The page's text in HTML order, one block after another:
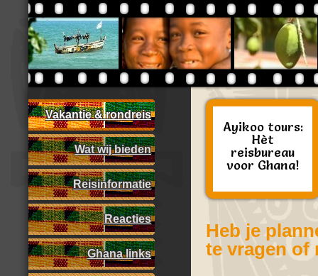
Vakantie & rondreis
Ghana
Wat wij bieden
Reisinformatie
Reacties
Ghana links
Ayikoo tours:
Hèt
reisbureau
voor Ghana!
Heb je
te vragen of